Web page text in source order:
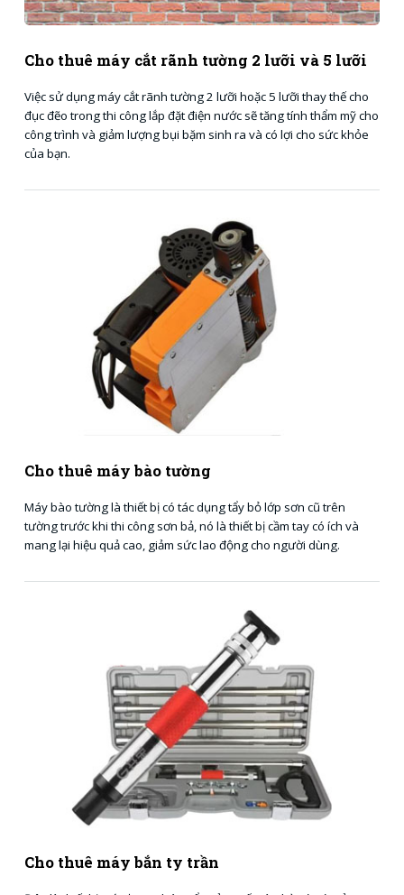
Cho thuê máy cắt rãnh tường 2 lưỡi và 5 lưỡi
Việc sử dụng máy cắt rãnh tường 2 lưỡi hoặc 5 lưỡi thay thế cho
đục đẽo trong thi công lắp đặt điện nước sẽ tăng tính thẩm mỹ cho
công trình và giảm lượng bụi bặm sinh ra và có lợi cho sức khỏe
của bạn.
Cho thuê máy bào tường
Máy bào tường là thiết bị có tác dụng tẩy bỏ lớp sơn cũ trên
tường trước khi thi công sơn bả, nó là thiết bị cầm tay có ích và
mang lại hiệu quả cao, giảm sức lao động cho người dùng.
Cho thuê máy bắn ty trần